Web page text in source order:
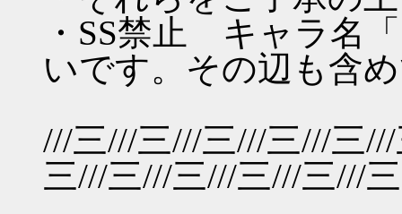
・SS禁止 キャラ名
いです。その辺も含
///三///三///三///三///三
三///三///三///三///三///三